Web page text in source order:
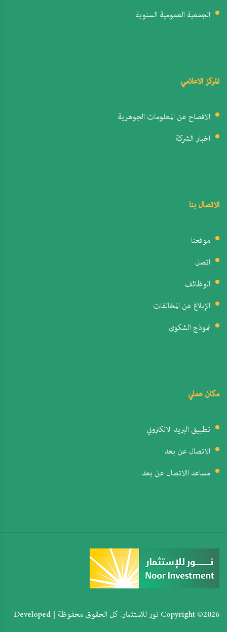
الجمعية العمومية السنوية
المركز الاعلامي
الافصاح عن المعلومات الجوهرية
اخبار الشركة
الاتصال بنا
موقعنا
اتصل
الوظائف
الإبلاغ عن المخالفات
نموذج الشكوى
مكان عملي
تطبيق البريد الالكتروني
الاتصال عن بعد
مساعد االاتصال عن بعد
Copyright ©
2026 نور للاستثمار. كل الحقوق محفوظة | Developed